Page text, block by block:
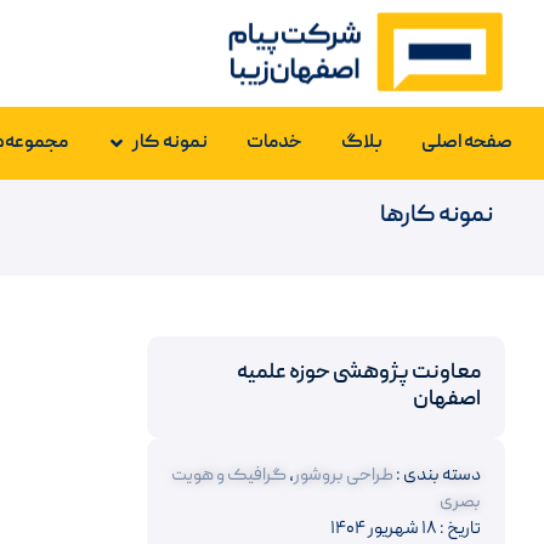
صفحه اصلی بلاگ خدمات نمونه کار
نمونه کارها
معاونت پژوهشی حوزه علميه
اصفهان
دسته بندی :طراحی بروشور,گرافیک و هویت
بصری
تاریخ : ۱۸ شهریور ۱۴۰۴